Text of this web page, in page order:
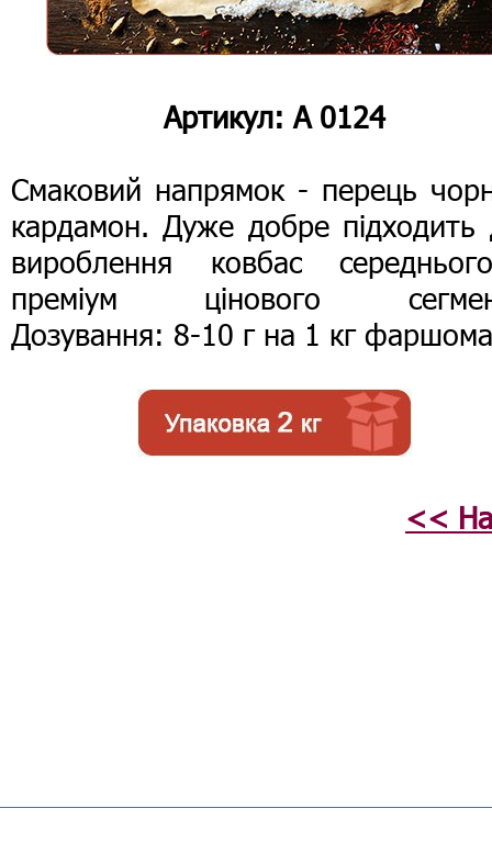
Артикул: А 0124
Смаковий напрямок - перець
кардамон. Дуже добре підходить
вироблення ковбас
преміум цінового
Дозування: 8-10 г на 1 кг
<<